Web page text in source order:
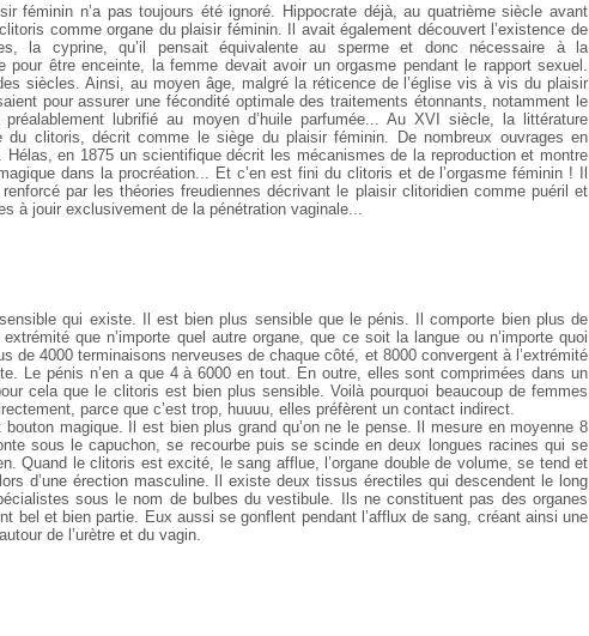
féminin n’a pas toujours été ignoré. Hippocrate déjà, au quatrième siècle avant
comme organe du plaisir féminin. Il avait également découvert l’existence de
la cyprine, qu’il pensait équivalente au sperme et donc nécessaire à la
pour être enceinte, la femme devait avoir un orgasme pendant le rapport sexuel.
siècles. Ainsi, au moyen âge, malgré la réticence de l’église vis à vis du plaisir
pour assurer une fécondité optimale des traitements étonnants, notamment le
lubrifié au moyen d’huile parfumée... Au XVI siècle, la littérature
du clitoris, décrit comme le siège du plaisir féminin. De nombreux ouvrages en
en 1875 un scientifique décrit les mécanismes de la reproduction et montre
dans la procréation... Et c’en est fini du clitoris et de l’orgasme féminin ! Il
par les théories freudiennes décrivant le plaisir clitoridien comme puéril et
à jouir exclusivement de la pénétration vaginale...
qui existe. Il est bien plus sensible que le pénis. Il comporte bien plus de
que n’importe quel autre organe, que ce soit la langue ou n’importe quoi
de 4000 terminaisons nerveuses de chaque côté, et 8000 convergent à l’extrémité
Le pénis n’en a que 4 à 6000 en tout. En outre, elles sont comprimées dans un
cela que le clitoris est bien plus sensible. Voilà pourquoi beaucoup de femmes
parce que c’est trop, huuuu, elles préfèrent un contact indirect.
bouton magique. Il est bien plus grand qu’on ne le pense. Il mesure en moyenne 8
sous le capuchon, se recourbe puis se scinde en deux longues racines qui se
Quand le clitoris est excité, le sang afflue, l’organe double de volume, se tend et
d’une érection masculine. Il existe deux tissus érectiles qui descendent le long
sous le nom de bulbes du vestibule. Ils ne constituent pas des organes
bel et bien partie. Eux aussi se gonflent pendant l’afflux de sang, créant ainsi une
de l’urètre et du vagin.